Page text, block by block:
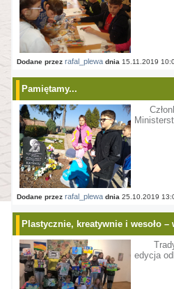
Dodane przez rafal_plewa dnia 15.11.2019
Pamiętamy...
Dodane przez rafal_plewa dnia 25.10.2019
Plastycznie, kreatywnie i wesoło
edycja